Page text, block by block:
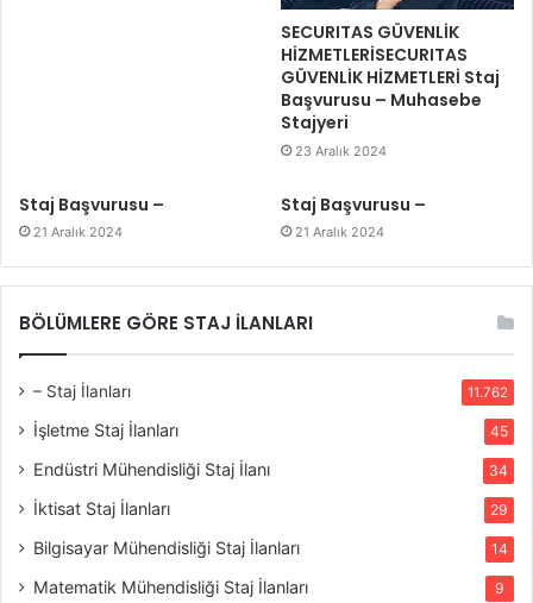
SECURITAS GÜVENLİK
HİZMETLERİSECURITAS
GÜVENLİK HİZMETLERİ Staj
Başvurusu – Muhasebe
Stajyeri
23 Aralık 2024
Staj Başvurusu –
21 Aralık 2024
Staj Başvurusu –
21 Aralık 2024
BÖLÜMLERE GÖRE STAJ İLANLARI
– Staj İlanları 11.762
İşletme Staj İlanları 45
Endüstri Mühendisliği Staj İlanı 34
İktisat Staj İlanları 29
Bilgisayar Mühendisliği Staj İlanları 14
Matematik Mühendisliği Staj İlanları 9